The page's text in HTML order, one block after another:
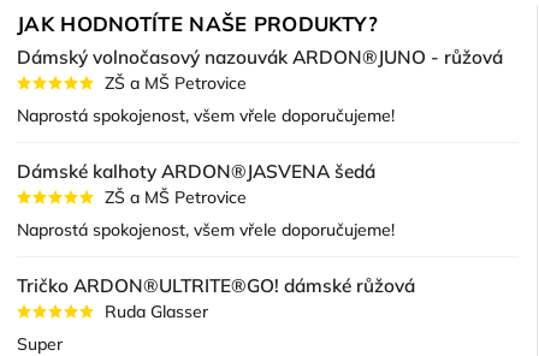
JAK HODNOTÍTE NAŠE PRODUKTY?
Dámský volnočasový nazouvák ARDON®JUNO - růžová
ZŠ a MŠ Petrovice
Naprostá spokojenost, všem vřele doporučujeme!
Dámské kalhoty ARDON®JASVENA šedá
ZŠ a MŠ Petrovice
Naprostá spokojenost, všem vřele doporučujeme!
Tričko ARDON®ULTRITE®GO! dámské růžová
Ruda Glasser
Super